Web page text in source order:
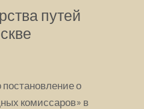
путей
о
комиссаров» в